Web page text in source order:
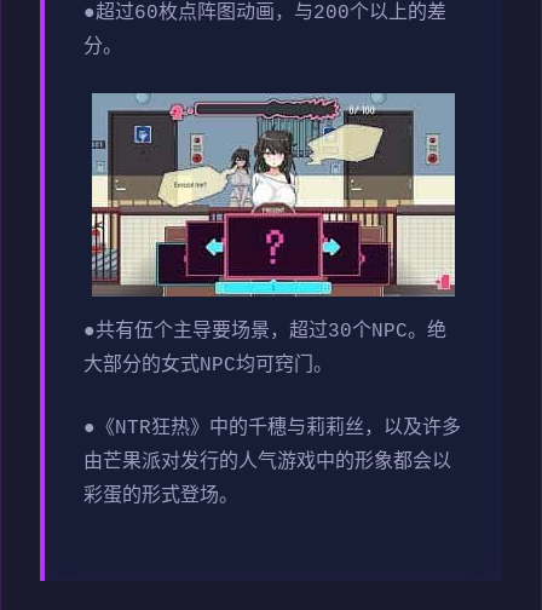
●超过60枚点阵图动画，与200个以上的差
分。
●共有伍个主导要场景，超过30个NPC。绝
大部分的女式NPC均可窍门。
●《NTR狂热》中的千穗与莉莉丝，以及许多
由芒果派对发行的人气游戏中的形象都会以
彩蛋的形式登场。